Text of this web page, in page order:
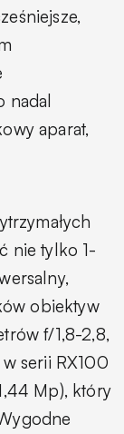
nadal
aparat,
nie tylko 1-
obiektyw
f/1,8-2,8,
serii RX100
Mp), który